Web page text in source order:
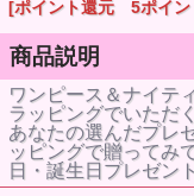
[ポイント還元 5ポイン
商品説明
ワンピース＆ナイ
ラッピングでいただ
あなたの選んだプレ
ッピングで贈ってみ
日・誕生日プレゼン